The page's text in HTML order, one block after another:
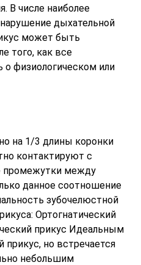
В числе наиболее
дыхательной
может быть
того, как все
физиологическом или
на 1/3 длины коронки
контактируют с
промежутки между
данное соотношение
зубочелюстной
Ортогнатический
прикус Идеальным
прикус, но встречается
небольшим